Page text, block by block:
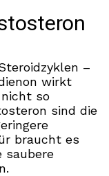
–
wirkt
so
sind die
braucht es
saubere